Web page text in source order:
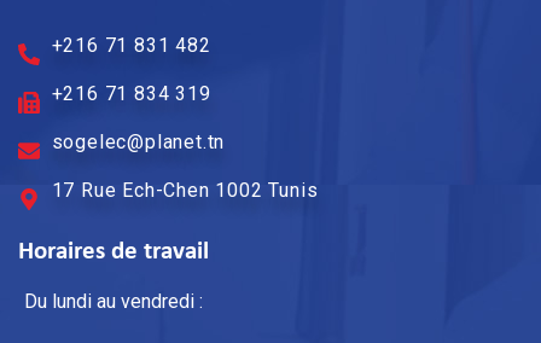
+216 71 831 482
+216 71 834 319
sogelec@planet.tn
17 Rue Ech-Chen 1002 Tunis
Horaires de travail
Du lundi au vendredi :